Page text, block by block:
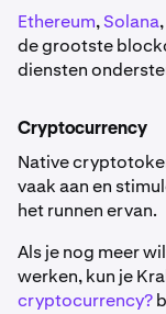
Ethereum,Solana,
de grootste
diensten
Cryptocurrency
Native
vaak aan en
het runnen ervan.
Als je nog meer
werken, kun je
cryptocurrency?